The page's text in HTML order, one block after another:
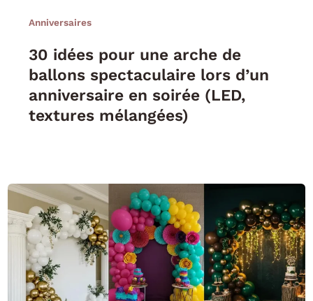
Anniversaires
30 idées pour une arche de
ballons spectaculaire lors d’un
anniversaire en soirée (LED,
textures mélangées)